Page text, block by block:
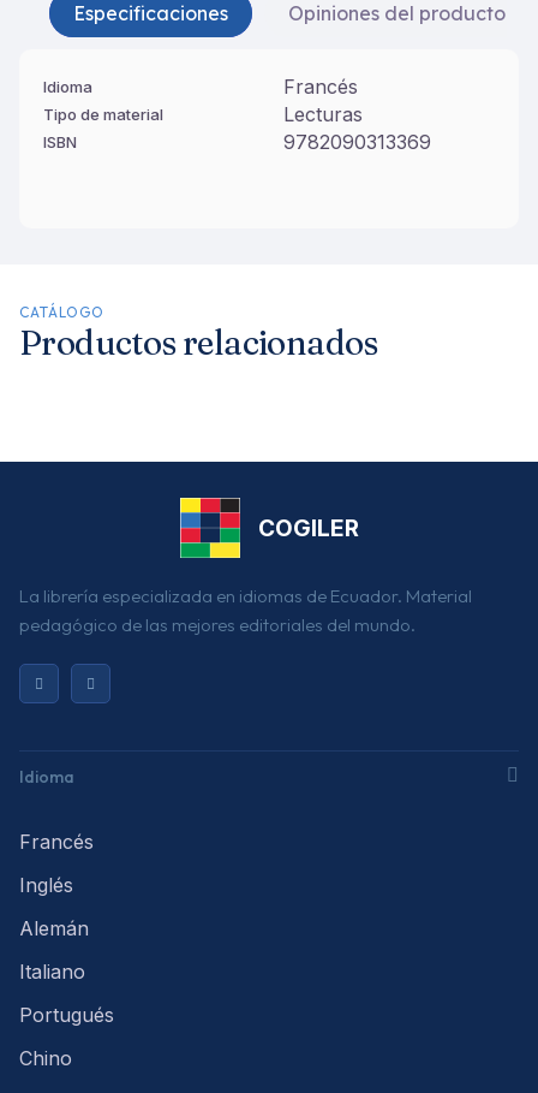
Especificaciones Opiniones del producto
Idioma Francés
Tipo de material Lecturas
ISBN 9782090313369
CATÁLOGO
Productos relacionados
COGILER
La librería especializada en idiomas de Ecuador. Material
pedagógico de las mejores editoriales del mundo.
Idioma
Francés
Inglés
Alemán
Italiano
Portugués
Chino